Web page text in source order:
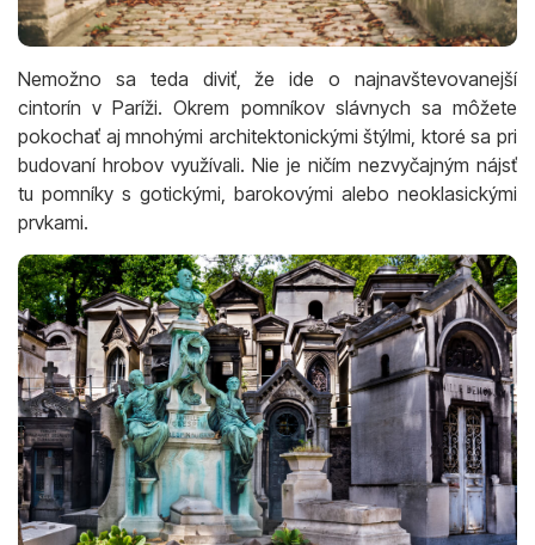
Nemožno sa teda diviť, že ide o najnavštevovanejší
cintorín v Paríži. Okrem pomníkov slávnych sa môžete
pokochať aj mnohými architektonickými štýlmi, ktoré sa pri
budovaní hrobov využívali. Nie je ničím nezvyčajným nájsť
tu pomníky s gotickými, barokovými alebo neoklasickými
prvkami.